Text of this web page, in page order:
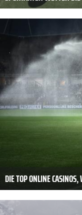
DIE TOP ONLINE